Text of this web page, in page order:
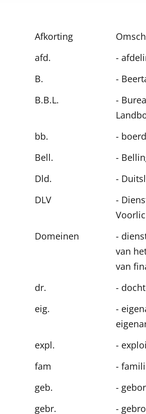
Afkorting
afd.
-
B.
-
B.B.L.
-
bb.
-
Bell.
-
Dld.
-
DLV
-
Domeinen
-
van
van
dr.
-
eig.
-
expl.
-
fam
-
geb.
-
gebr.
-